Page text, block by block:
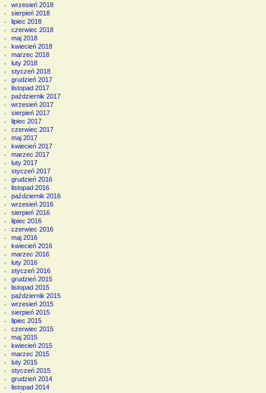
wrzesień 2018
sierpień 2018
lipiec 2018
czerwiec 2018
maj 2018
kwiecień 2018
marzec 2018
luty 2018
styczeń 2018
grudzień 2017
listopad 2017
październik 2017
wrzesień 2017
sierpień 2017
lipiec 2017
czerwiec 2017
maj 2017
kwiecień 2017
marzec 2017
luty 2017
styczeń 2017
grudzień 2016
listopad 2016
październik 2016
wrzesień 2016
sierpień 2016
lipiec 2016
czerwiec 2016
maj 2016
kwiecień 2016
marzec 2016
luty 2016
styczeń 2016
grudzień 2015
listopad 2015
październik 2015
wrzesień 2015
sierpień 2015
lipiec 2015
czerwiec 2015
maj 2015
kwiecień 2015
marzec 2015
luty 2015
styczeń 2015
grudzień 2014
listopad 2014